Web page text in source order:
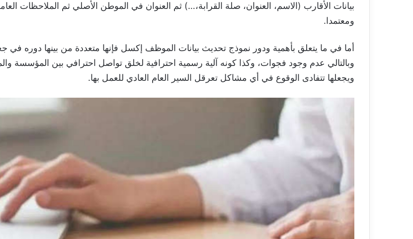
بيانات الأقارب (الاسم، العنوان، صلة القرابة،…) ثم العنوان في الموطن الأصلي ثم الملاحظات
ومعتمدا.
أما في ما يتعلق بأهمية ودور نموذج تحديث بيانات الموظف إكسل فإنها متعددة من بينها دوره
وبالتالي عدم وجود فجوات، وكذا كونه آلية رسمية احترافية لخلق تواصل احترافي بين المؤسسة
ويجعلها تتفادى الوقوع في أي مشاكل تعرقل السير العام العادي للعمل بها.